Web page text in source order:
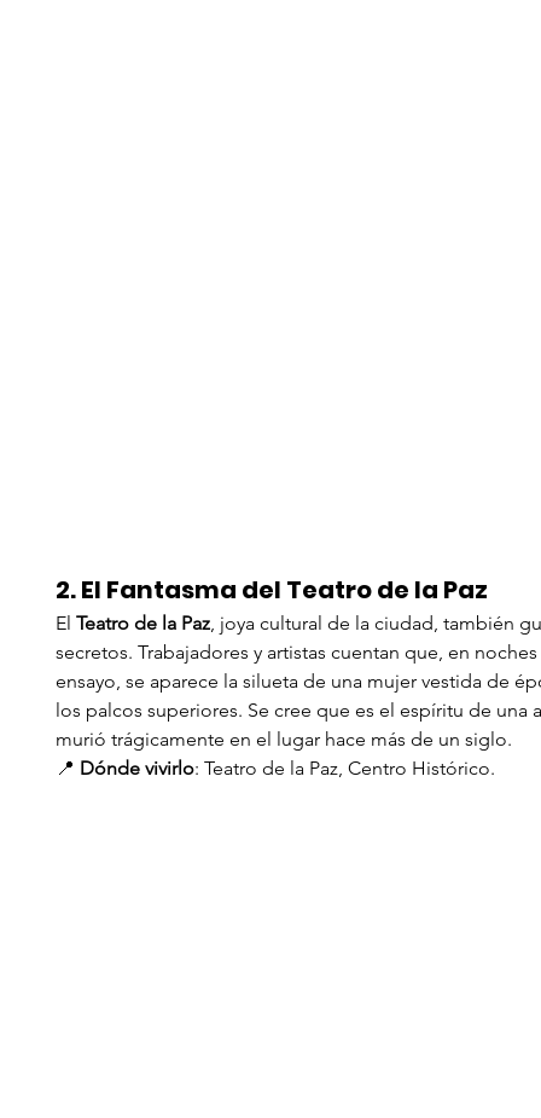
2. El Fantasma del Teatro de la Paz
El Teatro de la Paz, joya cultural de la ciudad, también
secretos. Trabajadores y artistas cuentan que, en
ensayo, se aparece la silueta de una mujer vestida de
los palcos superiores. Se cree que es el espíritu de una
murió trágicamente en el lugar hace más de un siglo.
📍 Dónde vivirlo: Teatro de la Paz, Centro Histórico.